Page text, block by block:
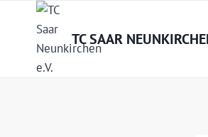
springen
TC SAAR